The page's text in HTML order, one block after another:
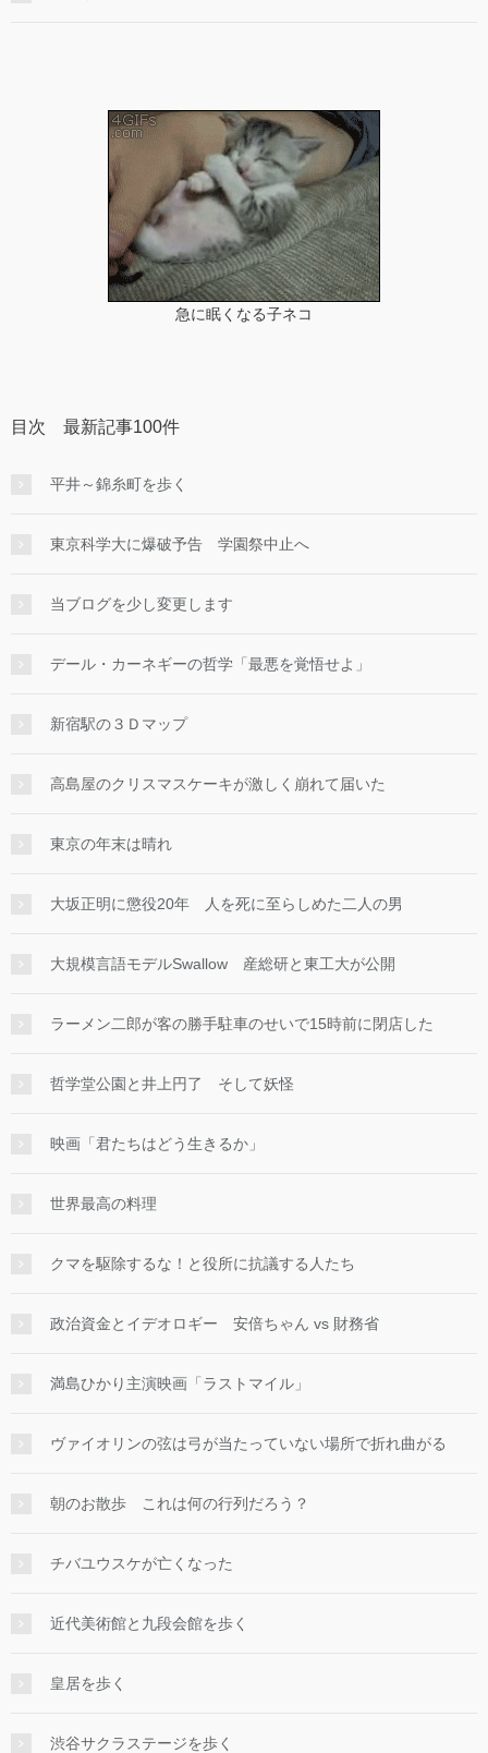
急に眠くなる子ネコ
目次 最新記事100件
平井～錦糸町を歩く
東京科学大に爆破予告 学園祭中止へ
当ブログを少し変更します
デール・カーネギーの哲学「最悪を覚悟せよ」
新宿駅の３Ｄマップ
高島屋のクリスマスケーキが激しく崩れて届いた
東京の年末は晴れ
大坂正明に懲役20年 人を死に至らしめた二人の男
大規模言語モデルSwallow 産総研と東工大が公開
ラーメン二郎が客の勝手駐車のせいで15時前に閉店した
哲学堂公園と井上円了 そして妖怪
映画「君たちはどう生きるか」
世界最高の料理
クマを駆除するな！と役所に抗議する人たち
政治資金とイデオロギー 安倍ちゃん vs 財務省
満島ひかり主演映画「ラストマイル」
ヴァイオリンの弦は弓が当たっていない場所で折れ曲がる
朝のお散歩 これは何の行列だろう？
チバユウスケが亡くなった
近代美術館と九段会館を歩く
皇居を歩く
渋谷サクラステージを歩く